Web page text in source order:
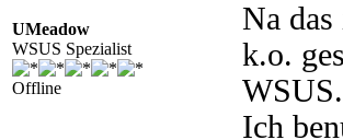
UMeadow
WSUS Spezialist
Offline
Na
k.o.
WSUS.
Ich